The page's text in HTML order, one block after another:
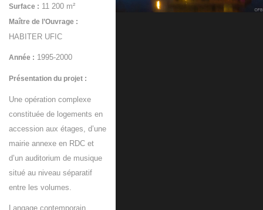
Surface : 11 200 m²
Maître de l’Ouvrage :
HABITER UFIC
Année : 1995-2000
Présentation du projet :
Une opération complexe
constituée de logements en
accession aux étages, d’une
mairie annexe en RDC et
d’un auditorium de musique
situé au niveau séparatif
entre les volumes.
Langage contemporain,